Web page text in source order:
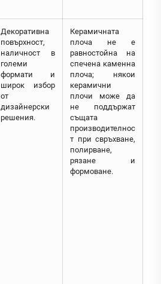
Декоративна
повърхност,
наличност в
големи
формати и
широк избор
от
дизайнерски
решения.
Керамичната
плоча не е
равностойна на
спечена каменна
плоча; някои
керамични
плочи може да
не поддържат
същата
производителнос
т при свръхване,
полирване,
рязане и
формоване.